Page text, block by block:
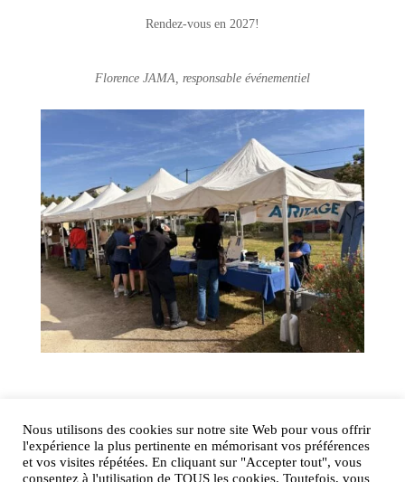
Rendez-vous en 2027!
Florence JAMA, responsable événementiel
AIRtage 2024© Tous droits réservés
Mentions légales
Nous utilisons des cookies sur notre site Web pour vous offrir
l'expérience la plus pertinente en mémorisant vos préférences
et vos visites répétées. En cliquant sur "Accepter tout", vous
consentez à l'utilisation de TOUS les cookies. Toutefois, vous